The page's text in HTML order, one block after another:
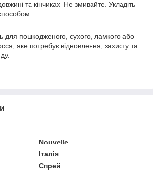
та кінчиках. Не змивайте. Укладіть
для пошкодженого, сухого, ламкого або
яке потребує відновлення, захисту та
Nouvelle
Італія
Спрей